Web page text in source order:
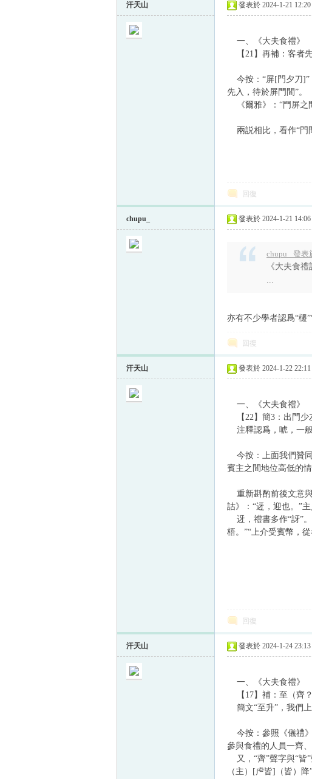
汗天山 發表於 2024-1-21 12:20
一、《大夫食禮》
【21】再補：客者
今按：“屏[門夕刀]”
先入，待於屏門間”。
《爾雅》：“門屏之
兩説相比，看作“門
回復
chupu_ 發表於 2024-1-21 14:06
chupu_ 發表
《大夫食
...
亦有不少學者認爲“櫏
回復
汗天山 發表於 2024-1-22 22:11
一、《大夫食禮》
【22】簡3：出門少
注釋認爲，唬，一般
今按：上面我們贊同
賓主之間地位高低的
重新斟酌前後文意與
詁》：“迓，迎也。”
迓，禮書多作“訝”。
梧。”“上介受賓幣，
回復
汗天山 發表於 2024-1-24 23:13
一、《大夫食禮》
【17】補：至（齊
簡文“至升”，我們上
今按：參照《儀禮》
參與食禮的人員一齊
又，“齊”聲字與“皆
（主）[虍皆]（皆）